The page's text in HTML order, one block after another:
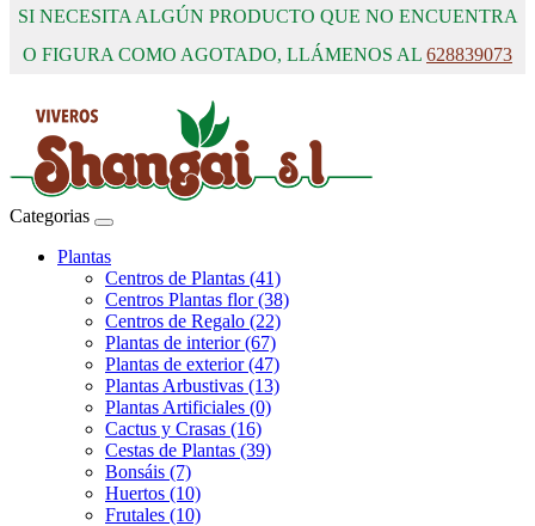
SI NECESITA ALGÚN PRODUCTO QUE NO ENCUENTRA
O FIGURA COMO AGOTADO, LLÁMENOS AL 628839073
Categorias
Plantas
Centros de Plantas (41)
Centros Plantas flor (38)
Centros de Regalo (22)
Plantas de interior (67)
Plantas de exterior (47)
Plantas Arbustivas (13)
Plantas Artificiales (0)
Cactus y Crasas (16)
Cestas de Plantas (39)
Bonsáis (7)
Huertos (10)
Frutales (10)